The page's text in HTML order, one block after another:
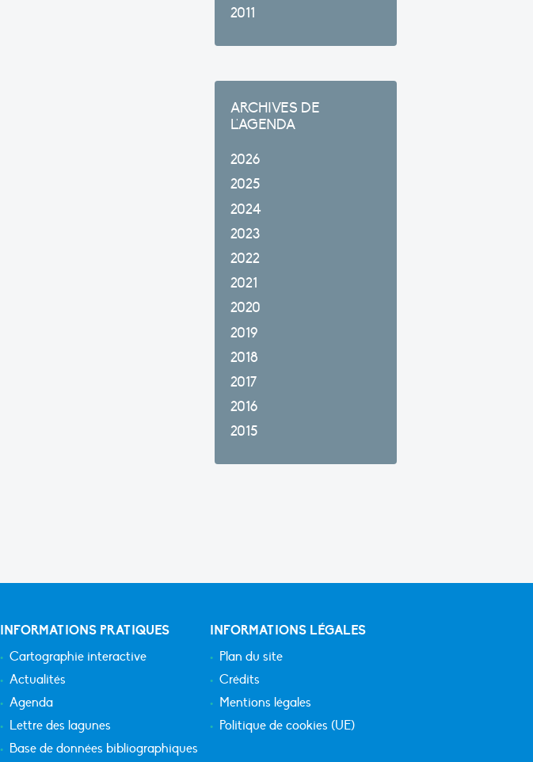
2011
ARCHIVES DE
L'AGENDA
2026
2025
2024
2023
2022
2021
2020
2019
2018
2017
2016
2015
INFORMATIONS PRATIQUES
Cartographie interactive
Actualités
Agenda
Lettre des lagunes
Base de données bibliographiques
INFORMATIONS LÉGALES
Plan du site
Crédits
Mentions légales
Politique de cookies (UE)